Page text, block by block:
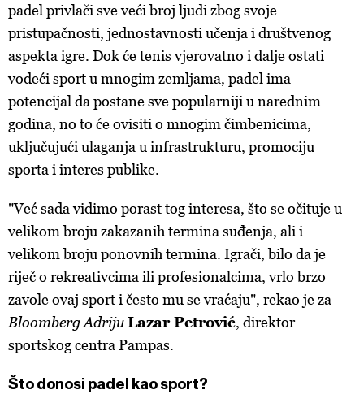
padel privlači sve veći broj ljudi zbog svoje
pristupačnosti, jednostavnosti učenja i društvenog
aspekta igre. Dok će tenis vjerovatno i dalje ostati
vodeći sport u mnogim zemljama, padel ima
potencijal da postane sve popularniji u narednim
godina, no to će ovisiti o mnogim čimbenicima,
uključujući ulaganja u infrastrukturu, promociju
sporta i interes publike.
"Već sada vidimo porast tog interesa, što se očituje u
velikom broju zakazanih termina suđenja, ali i
velikom broju ponovnih termina. Igrači, bilo da je
riječ o rekreativcima ili profesionalcima, vrlo brzo
zavole ovaj sport i često mu se vraćaju", rekao je za
Bloomberg AdrijuLazar Petrović, direktor
sportskog centra Pampas.
Što donosi padel kao sport?